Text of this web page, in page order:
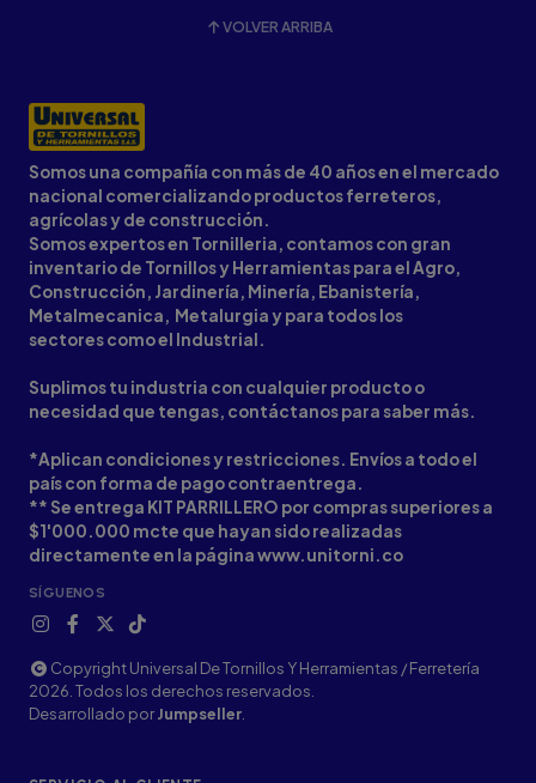
VOLVER ARRIBA
Somos una compañía con más de 40 años en el mercado
nacional comercializando productos ferreteros,
agrícolas y de construcción.
Somos expertos en Tornilleria, contamos con gran
inventario de Tornillos y Herramientas para el Agro,
Construcción, Jardinería, Minería, Ebanistería,
Metalmecanica, Metalurgia y para todos los
sectores como el Industrial.
Suplimos tu industria con cualquier producto o
necesidad que tengas, contáctanos para saber más.
*Aplican condiciones y restricciones. Envíos a todo el
país con forma de pago contraentrega.
** Se entrega KIT PARRILLERO por compras superiores a
$1'000.000 mcte que hayan sido realizadas
directamente en la página www.unitorni.co
SÍGUENOS
Copyright Universal De Tornillos Y Herramientas / Ferretería
2026. Todos los derechos reservados.
Desarrollado porJumpseller